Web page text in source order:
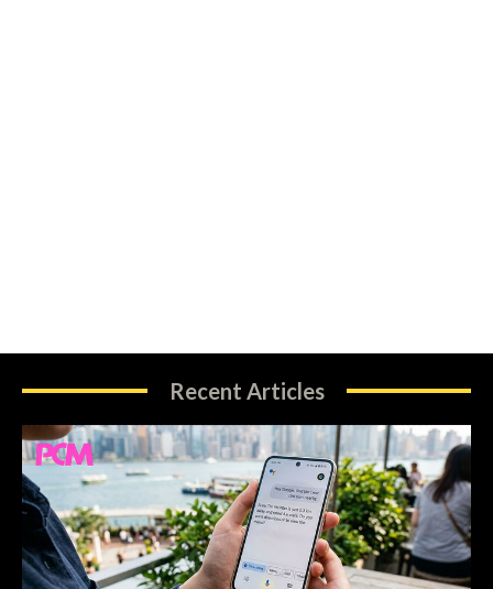
Recent Articles